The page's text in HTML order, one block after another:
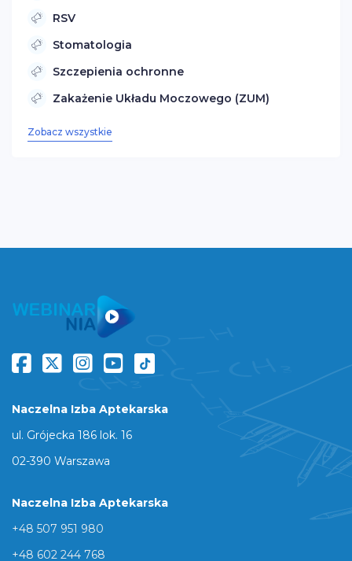
RSV
Stomatologia
Szczepienia ochronne
Zakażenie Układu Moczowego (ZUM)
Zobacz wszystkie
Naczelna Izba Aptekarska
ul. Grójecka 186 lok. 16
02-390 Warszawa
Naczelna Izba Aptekarska
+48 507 951 980
+48 602 244 768